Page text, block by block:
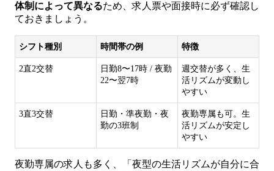
体制によって異なるため、求人票や面接時に必ず確認し
ておきましょう。
シフト種別 時間帯の例 特徴
2直2交替
日勤8〜17時 / 夜勤
22〜翌7時
週交替が多く、生
活リズムが変動し
やすい
3直3交替
日勤・準夜勤・夜
勤の3班制
夜勤専属も可。生
活リズムが安定し
やすい
夜勤専属の求人も多く、「夜型の生活リズムが自分に合